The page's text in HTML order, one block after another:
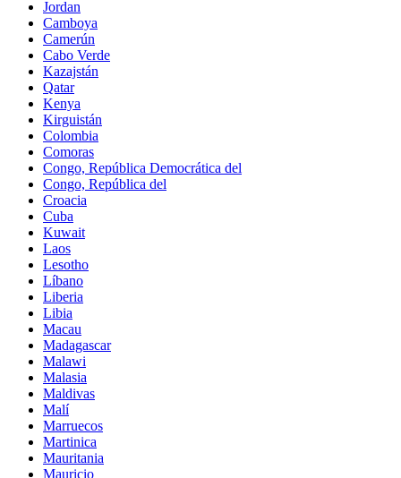
Jordan
Camboya
Camerún
Cabo Verde
Kazajstán
Qatar
Kenya
Kirguistán
Colombia
Comoras
Congo, República Democrática del
Congo, República del
Croacia
Cuba
Kuwait
Laos
Lesotho
Líbano
Liberia
Libia
Macau
Madagascar
Malawi
Malasia
Maldivas
Malí
Marruecos
Martinica
Mauritania
Mauricio